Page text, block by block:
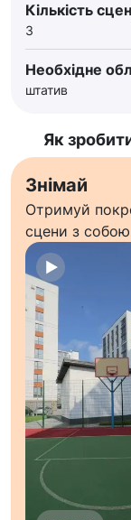
Кількість
3
Необхідне
штатив
Як
Знімай
Отримуй
сцени з